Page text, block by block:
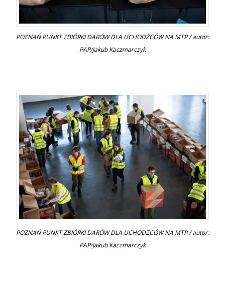
POZNAŃ PUNKT ZBIÓRKI DARÓW DLA UCHODŹCÓW NA MTP / autor:
PAP/Jakub Kaczmarczyk
POZNAŃ PUNKT ZBIÓRKI DARÓW DLA UCHODŹCÓW NA MTP / autor:
PAP/Jakub Kaczmarczyk